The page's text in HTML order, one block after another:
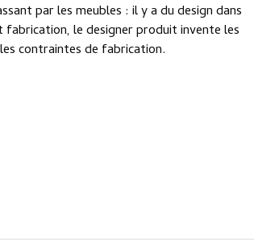
par les meubles : il y a du design dans
le designer produit invente les
contraintes de fabrication.